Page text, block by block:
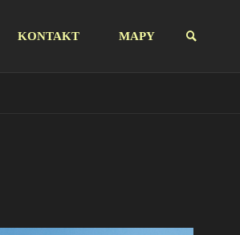
KONTAKT MAPY